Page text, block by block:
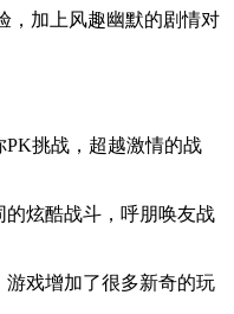
，加上风趣幽默的剧情对
PK挑战，超越激情的战
的炫酷战斗，呼朋唤友战
戏增加了很多新奇的玩